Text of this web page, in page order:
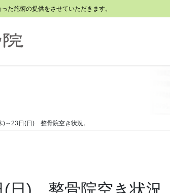
た施術の提供をさせていただきます。
)～23日(日) 整骨院空き状況。
日) 整骨院空き状況。